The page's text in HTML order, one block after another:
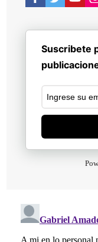
Suscribete